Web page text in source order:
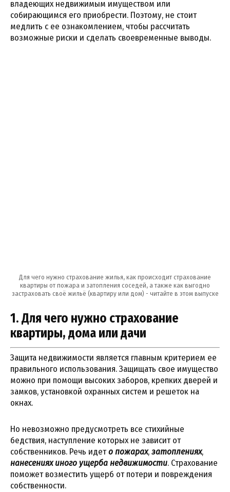
владеющих недвижимым имуществом или
собирающимся его приобрести. Поэтому, не стоит
медлить с ее ознакомлением, чтобы рассчитать
возможные риски и сделать своевременные выводы.
Для чего нужно страхование жилья, как происходит страхование
квартиры от пожара и затопления соседей, а также как выгодно
застраховать своё жильё (квартиру или дом) - читайте в этом выпуске
1. Для чего нужно страхование
квартиры, дома или дачи
Защита недвижимости является главным критерием ее
правильного использования. Защищать свое имущество
можно при помощи высоких заборов, крепких дверей и
замков, установкой охранных систем и решеток на
окнах.
Но невозможно предусмотреть все стихийные
бедствия, наступление которых не зависит от
собственников. Речь идето пожарах,затоплениях,
нанесениях иного ущерба недвижимости. Страхование
поможет возместить ущерб от потери и повреждения
собственности.